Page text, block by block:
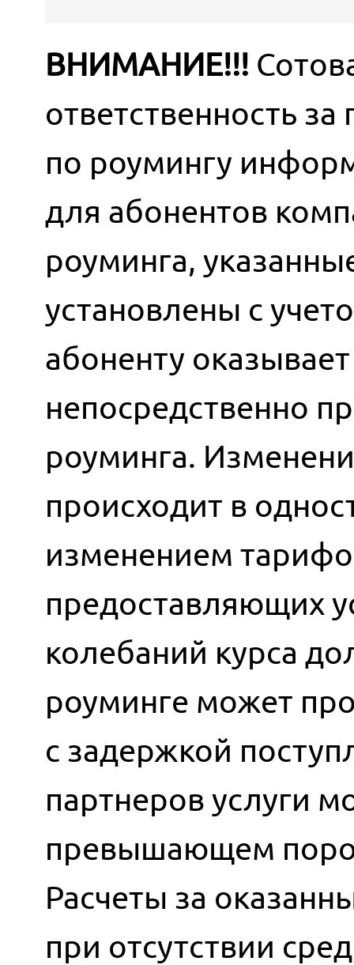
ВНИМАНИЕ!!!
ответственность
по роумингу
для абонентов
роуминга,
установлены с
абоненту
непосредственно
роуминга.
происходит в
изменением
предоставляющих
колебаний курса
роуминге может
с задержкой
партнеров услуги
превышающем
Расчеты за
при отсутствии